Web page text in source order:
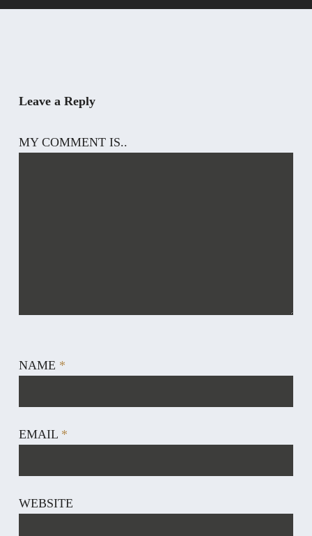
Leave a Reply
MY COMMENT IS..
NAME *
EMAIL *
WEBSITE